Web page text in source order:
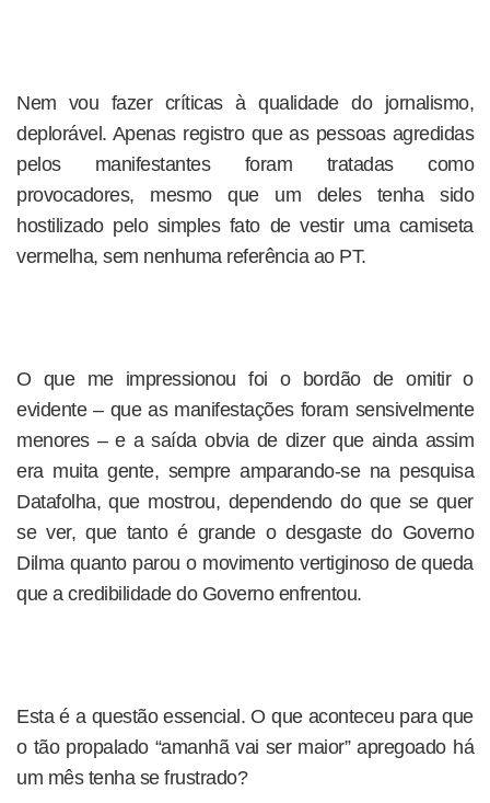
Nem vou fazer críticas à qualidade do jornalismo,
deplorável. Apenas registro que as pessoas agredidas
pelos manifestantes foram tratadas como
provocadores, mesmo que um deles tenha sido
hostilizado pelo simples fato de vestir uma camiseta
vermelha, sem nenhuma referência ao PT.
O que me impressionou foi o bordão de omitir o
evidente – que as manifestações foram sensivelmente
menores – e a saída obvia de dizer que ainda assim
era muita gente, sempre amparando-se na pesquisa
Datafolha, que mostrou, dependendo do que se quer
se ver, que tanto é grande o desgaste do Governo
Dilma quanto parou o movimento vertiginoso de queda
que a credibilidade do Governo enfrentou.
Esta é a questão essencial. O que aconteceu para que
o tão propalado “amanhã vai ser maior” apregoado há
um mês tenha se frustrado?